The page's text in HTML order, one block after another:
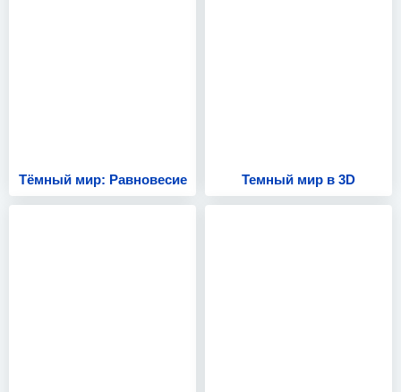
Тёмный мир: Равновесие Темный мир в 3D